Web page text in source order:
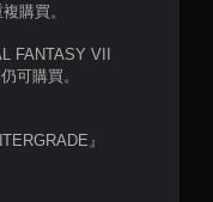
購買。
FANTASY VII
可購買。
』